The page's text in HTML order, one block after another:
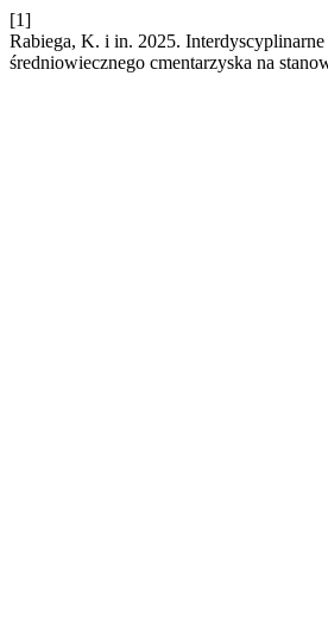
[1]
Rabiega, K. i in. 2025.
średniowiecznego cmentarzyska na